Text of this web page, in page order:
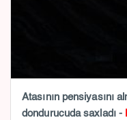
Atasının pensiyasını
dondurucuda saxladı -